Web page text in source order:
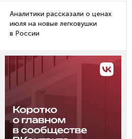
Аналитики рассказали о ценах
июля на новые легковушки
в России